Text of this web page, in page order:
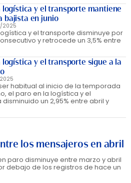
logística y el transporte mantiene
bajista en junio
2025
y el transporte disminuye por
y retrocede un 3,5% entre
logística y el transporte sigue a la
habitual al inicio de la temporada
el paro en la logística y el
un 2,95% entre abril y
los mensajeros en abril
paro disminuye entre marzo y abril
debajo de los registros de hace un